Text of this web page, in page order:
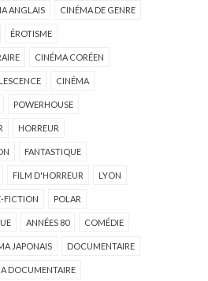
ANGLAIS CINÉMA DE GENRE
ÉROTISME
CINÉMA CORÉEN
CINÉMA
POWERHOUSE
HORREUR
FANTASTIQUE
FILM D'HORREUR LYON
FICTION POLAR
ANNÉES 80 COMÉDIE
JAPONAIS DOCUMENTAIRE
DOCUMENTAIRE